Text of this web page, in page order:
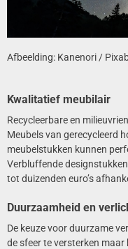
Afbeelding: Kanenori /
Kwalitatief meubilair
Recycleerbare en
Meubels van gerecycleerd
meubelstukken kunnen
Verbluffende
tot duizenden euro’s
Duurzaamheid en
De keuze voor duurzame
de sfeer te versterken